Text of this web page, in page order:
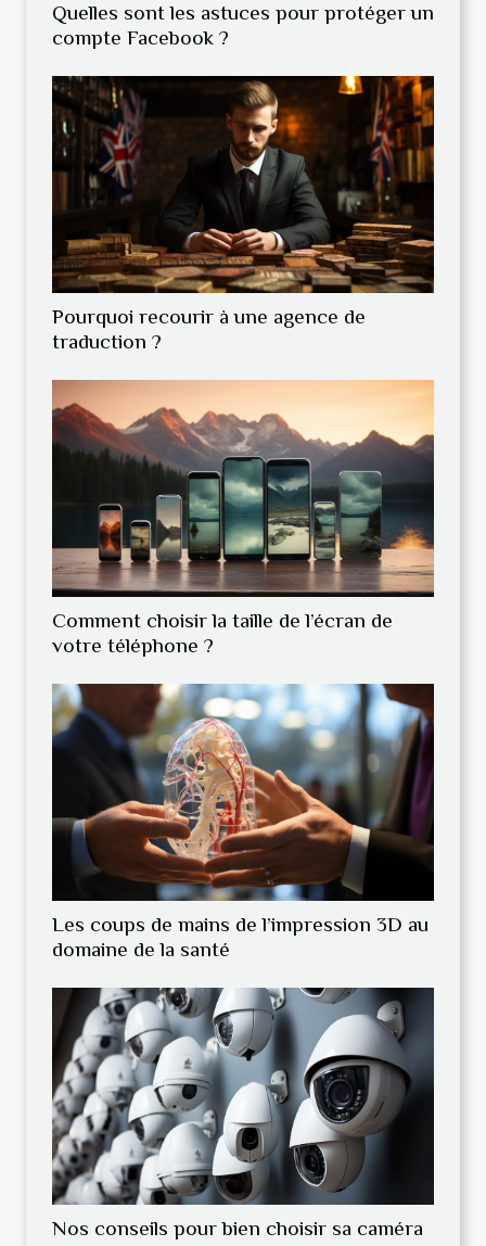
Quelles sont les astuces pour protéger un
compte Facebook ?
Pourquoi recourir à une agence de
traduction ?
Comment choisir la taille de l’écran de
votre téléphone ?
Les coups de mains de l’impression 3D au
domaine de la santé
Nos conseils pour bien choisir sa caméra